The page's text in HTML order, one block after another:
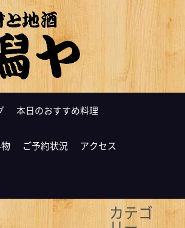
本日のおすすめ料理
ご予約状況 アクセス
カテゴ